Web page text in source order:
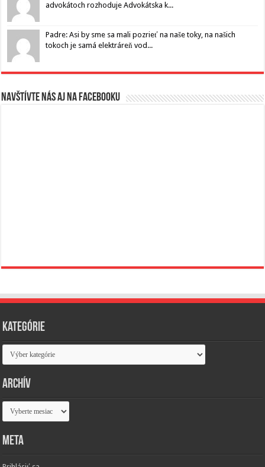
advokátoch rozhoduje Advokátska k...
Padre: Asi by sme sa mali pozrieť na naše toky, na našich
tokoch je samá elektráreň vod...
Navštívte nás aj na Facebooku
Kategórie
Kategórie
Archív
Archív
Meta